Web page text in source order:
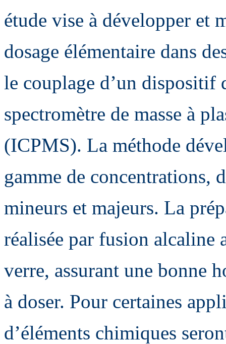
étude vise à développer et
dosage élémentaire dans
le couplage d’un
spectromètre de masse à
(ICPMS). La méthode
gamme de concentrations,
mineurs et majeurs. La
réalisée par fusion alcaline
verre, assurant une bonne
à doser. Pour certaines
d’éléments chimiques